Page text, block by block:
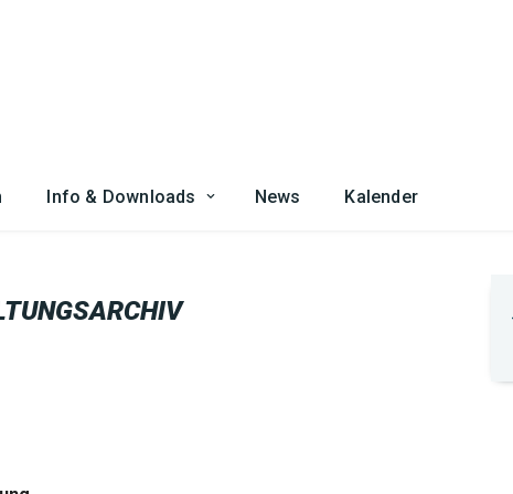
Info & Downloads News Kalender